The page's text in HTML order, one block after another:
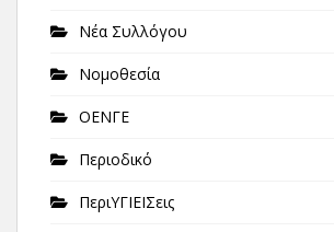
Νέα Συλλόγου
Νομοθεσία
ΟΕΝΓΕ
Περιοδικό
ΠεριΥΓΙΕΙΣεις